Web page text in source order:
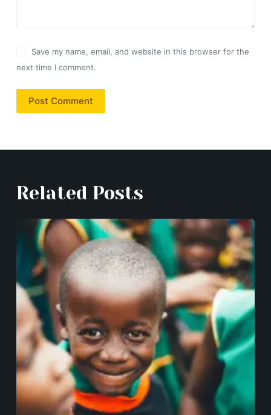
Save my name, email, and website in this browser for the
next time I comment.
Post Comment
Related Posts